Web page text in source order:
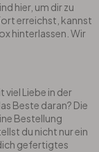
hier, um dir zu
erreichst, kannst
hinterlassen. Wir
viel Liebe in der
Beste daran? Die
Bestellung
du nicht nur ein
gefertigtes